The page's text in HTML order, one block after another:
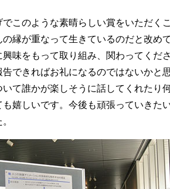
このような素晴らしい賞をいただく
縁が重なって生きているのだと改め
味をもって取り組み、関わってくだ
告できればお礼になるのではないかと
て誰かが楽しそうに話してくれたり
嬉しいです。今後も頑張っていきた